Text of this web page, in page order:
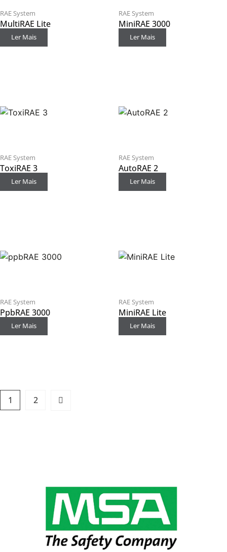
RAE System
MultiRAE Lite
Ler Mais
RAE System
MiniRAE 3000
Ler Mais
RAE System
ToxiRAE 3
Ler Mais
RAE System
AutoRAE 2
Ler Mais
RAE System
PpbRAE 3000
Ler Mais
RAE System
MiniRAE Lite
Ler Mais
1 2